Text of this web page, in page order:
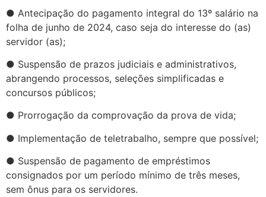
● Antecipação do pagamento integral do 13º salário na
folha de junho de 2024, caso seja do interesse do (as)
servidor (as);
● Suspensão de prazos judiciais e administrativos,
abrangendo processos, seleções simplificadas e
concursos públicos;
● Prorrogação da comprovação da prova de vida;
● Implementação de teletrabalho, sempre que possível;
● Suspensão de pagamento de empréstimos
consignados por um período mínimo de três meses,
sem ônus para os servidores.